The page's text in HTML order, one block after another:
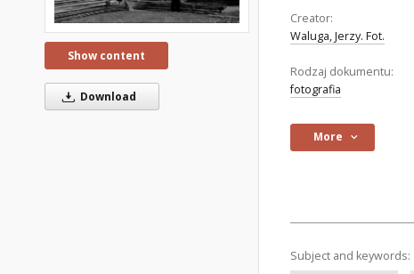
Show content
Download
Creator:
Waluga, Jerzy. Fot.
Rodzaj dokumentu:
fotografia
More
Subject and keywords: